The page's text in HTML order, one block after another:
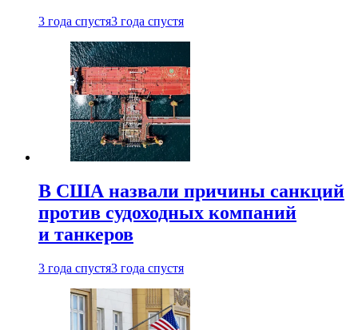
3 года спустя3 года спустя
В США назвали причины санкций
против судоходных компаний
и танкеров
3 года спустя3 года спустя